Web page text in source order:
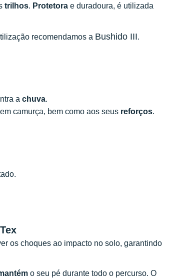
trilhos. Protetora e duradoura, é utilizada
recomendamos a Bushido III.
a chuva.
camurça, bem como aos seus reforços.
os choques ao impacto no solo, garantindo
o seu pé durante todo o percurso. O